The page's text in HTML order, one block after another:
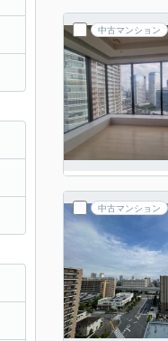
中古マンション
中古マンション